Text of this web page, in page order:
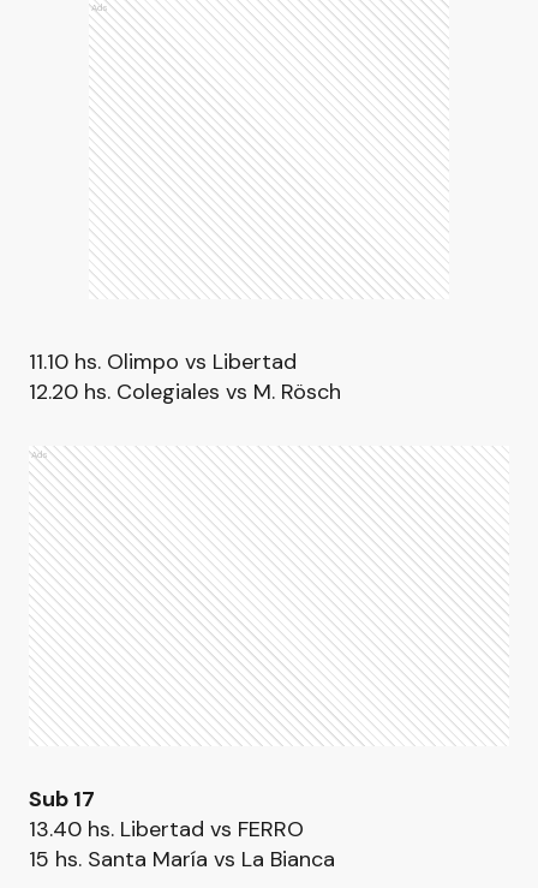
Ads
11.10 hs. Olimpo vs Libertad
12.20 hs. Colegiales vs M. Rösch
Ads
Sub 17
13.40 hs. Libertad vs FERRO
15 hs. Santa María vs La Bianca